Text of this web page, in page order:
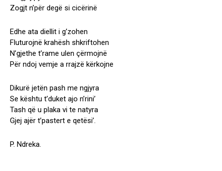
Zogjt n’për degë si cicërinë
Edhe ata diellit i g’zohen
Fluturojnë krahësh shkriftohen
N’gjethe t’rame ulen çërmojnë
Për ndoj vemje a rrajzë kërkojne
Dikurë jetën pash me ngjyra
Se kështu t’duket ajo n’rini’
Tash që u plaka vi te natyra
Gjej ajër t’pastert e qetësi’.
P. Ndreka.